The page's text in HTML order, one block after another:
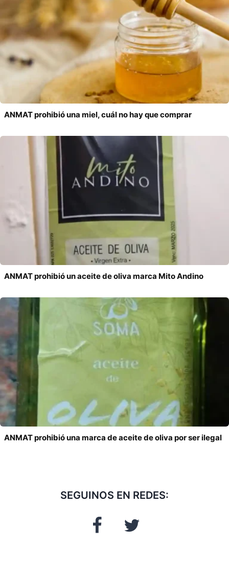
ANMAT prohibió una miel, cuál no hay que comprar
ANMAT prohibió un aceite de oliva marca Mito Andino
ANMAT prohibió una marca de aceite de oliva por ser ilegal
SEGUINOS EN REDES: